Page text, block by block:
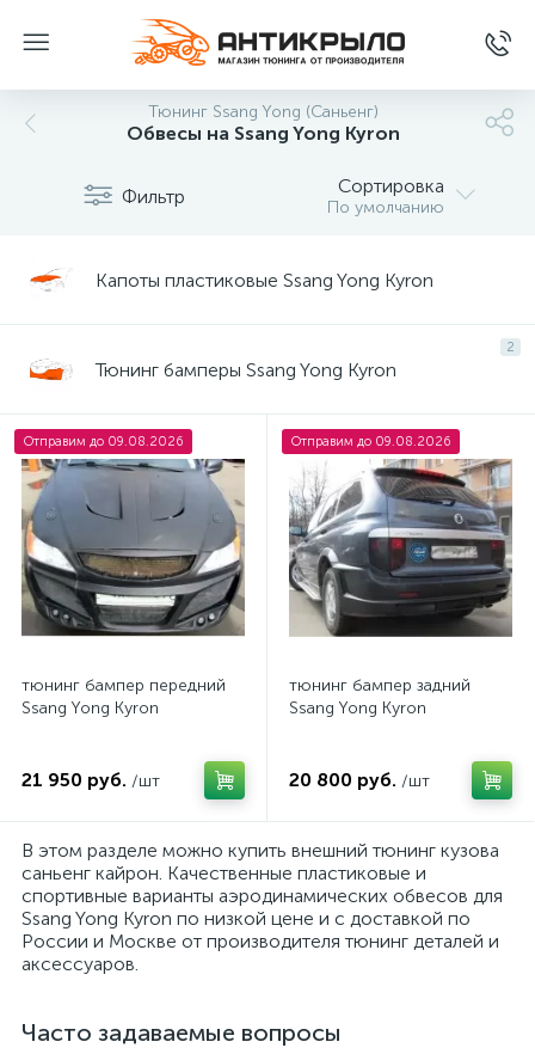
Тюнинг Ssang Yong (Саньенг)
Обвесы на Ssang Yong Kyron
Фильтр Сортировка
По умолчанию
Капоты пластиковые Ssang Yong Kyron
2
Тюнинг бамперы Ssang Yong Kyron
Отправим до 09.08.2026
тюнинг бампер передний
Ssang Yong Kyron
21 950 руб. /шт
Отправим до 09.08.2026
тюнинг бампер задний
Ssang Yong Kyron
20 800 руб. /шт
В этом разделе можно купить внешний тюнинг кузова
саньенг кайрон. Качественные пластиковые и
спортивные варианты аэродинамических обвесов для
Ssang Yong Kyron по низкой цене и с доставкой по
России и Москве от производителя тюнинг деталей и
аксессуаров.
Часто задаваемые вопросы